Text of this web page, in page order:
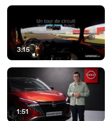
3:15
1:51